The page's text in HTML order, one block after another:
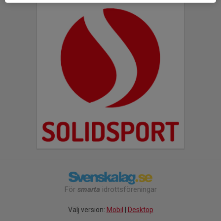
För smarta idrottsföreningar
Välj version: Mobil Desktop